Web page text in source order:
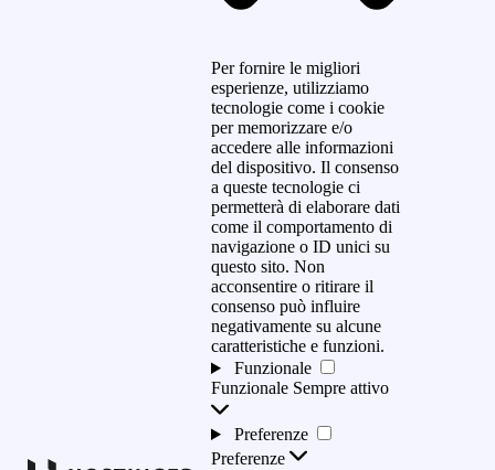
Per fornire le migliori
esperienze, utilizziamo
tecnologie come i cookie
per memorizzare e/o
accedere alle informazioni
del dispositivo. Il consenso
a queste tecnologie ci
permetterà di elaborare dati
come il comportamento di
navigazione o ID unici su
questo sito. Non
acconsentire o ritirare il
consenso può influire
negativamente su alcune
caratteristiche e funzioni.
Funzionale
Funzionale Sempre attivo
Preferenze
Preferenze